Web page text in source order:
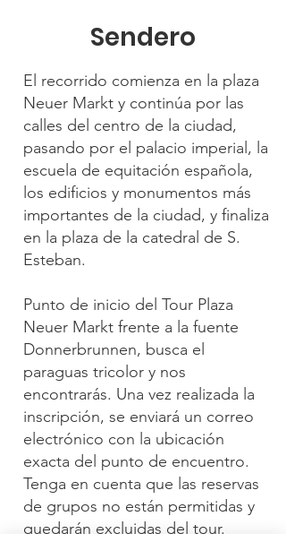
Sendero
El recorrido comienza en la plaza
Neuer Markt y continúa por las
calles del centro de la ciudad,
pasando por el palacio imperial, la
escuela de equitación española,
los edificios y monumentos más
importantes de la ciudad, y finaliza
en la plaza de la catedral de S.
Esteban.
Punto de inicio del Tour Plaza
Neuer Markt frente a la fuente
Donnerbrunnen, busca el
paraguas tricolor y nos
encontrarás. Una vez realizada la
inscripción, se enviará un correo
electrónico con la ubicación
exacta del punto de encuentro.
Tenga en cuenta que las reservas
de grupos no están permitidas y
quedarán excluidas del tour.